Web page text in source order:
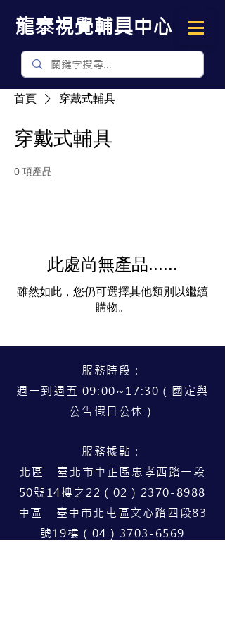
​龍泰視覺輔具中心
首頁 穿戴式輔具
穿戴式輔具
0 項產品
此處尚無產品......
雖然如此，您仍可選擇其他類別以繼續
購物。
服務時段：
週一到週五 09:00~17:30（國定與
公告假日公休）
服務據點：
北區 臺北市中正區忠孝西路一段
50號14樓之22（02）2370-8988
中區 臺中市北屯區文心路四段83
號19樓（04）3703-6569